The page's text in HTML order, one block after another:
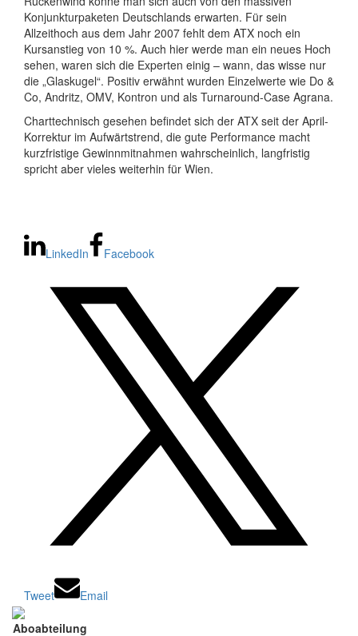
Konjunkturpaketen Deutschlands erwarten. Für sein
Allzeithoch aus dem Jahr 2007 fehlt dem ATX noch ein
Kursanstieg von 10 %. Auch hier werde man ein neues Hoch
sehen, waren sich die Experten einig – wann, das wisse nur
die „Glaskugel“. Positiv erwähnt wurden Einzelwerte wie Do &
Co, Andritz, OMV, Kontron und als Turnaround-Case Agrana.
Charttechnisch gesehen befindet sich der ATX seit der April-
Korrektur im Aufwärtstrend, die gute Performance macht
kurzfristige Gewinnmitnahmen wahrscheinlich, langfristig
spricht aber vieles weiterhin für Wien.
LinkedIn Facebook
Tweet Email
Aboabteilung